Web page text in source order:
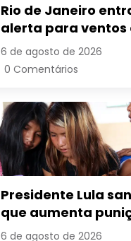
Rio de Janeiro
alerta para ventos
110 km/h com
frente fria
6 de agosto de 2026
0 Comentários
Presidente Lula
que aumenta
crimes digitais
6 de agosto de 2026